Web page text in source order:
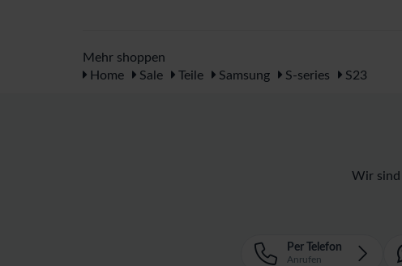
Mehr shoppen
Home
Sale Teile Samsung S-series S23
Wir sind
Per Telefon
Anrufen